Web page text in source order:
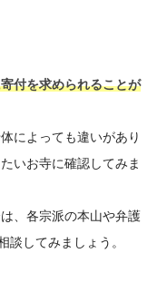
付を求められることが
によっても違いがあり
いお寺に確認してみま
、各宗派の本山や弁護
談してみましょう。